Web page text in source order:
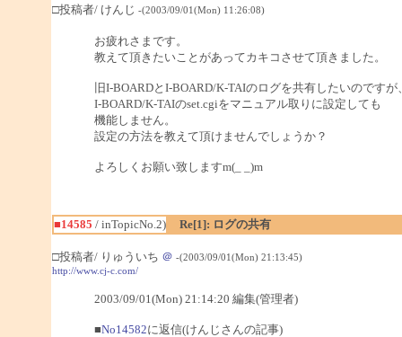
□投稿者/ けんじ -(2003/09/01(Mon) 11:26:08)
お疲れさまです。
教えて頂きたいことがあってカキコさせて頂きました。
旧I-BOARDとI-BOARD/K-TAIのログを共有したいのですが
I-BOARD/K-TAIのset.cgiをマニュアル取りに設定しても
機能しません。
設定の方法を教えて頂けませんでしょうか？
よろしくお願い致しますm(_ _)m
■14585 / inTopicNo.2) Re[1]: ログの共有
□投稿者/ りゅういち ＠ -(2003/09/01(Mon) 21:13:45)
http://www.cj-c.com/
2003/09/01(Mon) 21:14:20 編集(管理者)
■No14582に返信(けんじさんの記事)